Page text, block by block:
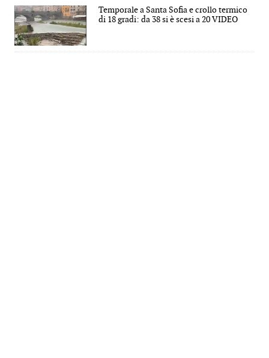
Temporale a Santa Sofia e crollo termico
di 18 gradi: da 38 si è scesi a 20 VIDEO